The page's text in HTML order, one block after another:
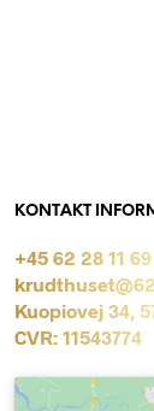
KONTAKT
+45 62 28 11 69
Kuopiovej 34,
CVR: 11543774